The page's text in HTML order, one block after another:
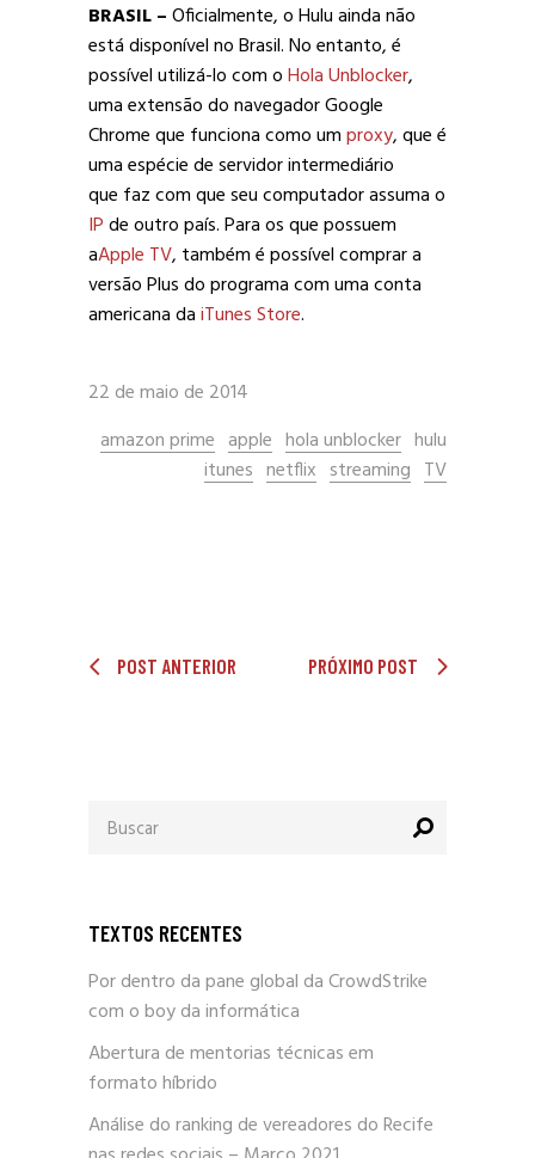
BRASIL –Oficialmente, o Hulu ainda não
está disponível no Brasil. No entanto, é
possível utilizá-lo com oHola Unblocker,
uma extensão do navegador Google
Chrome que funciona como umproxy, que é
uma espécie de servidor intermediário
que faz com que seu computador assuma o
IPde outro país. Para os que possuem
aApple TV, também é possível comprar a
versão Plus do programa com uma conta
americana daiTunes Store.
22 de maio de 2014
amazon prime apple hola unblocker hulu
itunes netflix streaming TV
POST ANTERIOR PRÓXIMO POST
por:
TEXTOS RECENTES
Por dentro da pane global da CrowdStrike
com o boy da informática
Abertura de mentorias técnicas em
formato híbrido
Análise do ranking de vereadores do Recife